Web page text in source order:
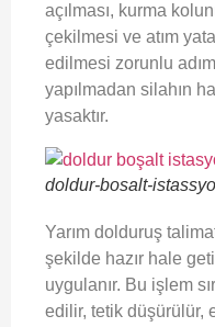
açılması, kurma
çekilmesi ve atım
edilmesi zorunlu
yapılmadan silahın
yasaktır.
doldur-bosalt-
Yarım dolduruş
şekilde hazır hale
uygulanır. Bu işlem
edilir, tetik düşürülür,